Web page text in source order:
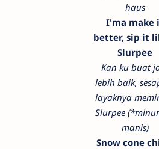
haus
I'ma make
better, sip it
Slurpee
Kan ku buat
lebih baik,
layaknya
Slurpee
manis)
Snow cone